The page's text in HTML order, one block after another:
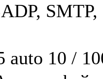
auto 10 /